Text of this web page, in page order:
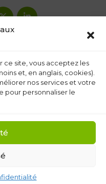
ce site, vous acceptez les
et, en anglais, cookies).
nos services et votre
pour personnaliser le